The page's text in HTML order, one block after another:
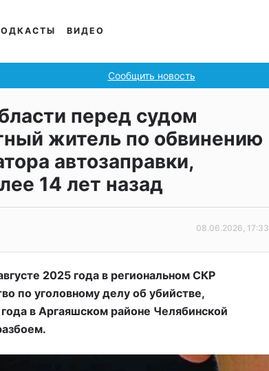
ВИДЕО
Сообщить новость
перед судом
житель по обвинению
автозаправки,
14 лет назад
08.06.2026, 17:33
2025 года в региональном СКР
по уголовному делу об убийстве,
в Аргаяшском районе Челябинской